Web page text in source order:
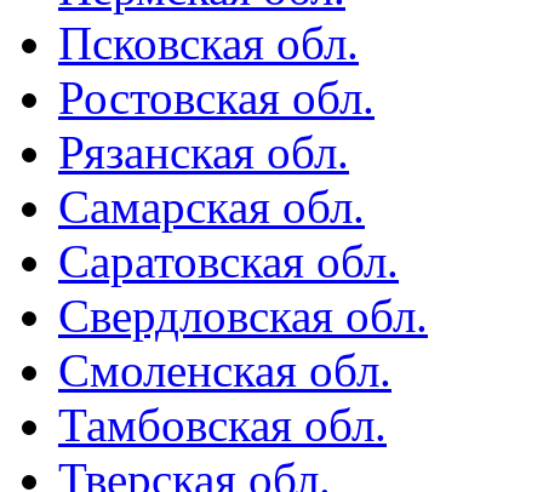
Псковская обл.
Ростовская обл.
Рязанская обл.
Самарская обл.
Саратовская обл.
Свердловская обл.
Смоленская обл.
Тамбовская обл.
Тверская обл.